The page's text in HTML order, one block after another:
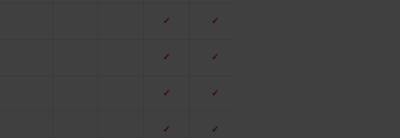
✓ ✓
✓ ✓
✓ ✓
✓ ✓